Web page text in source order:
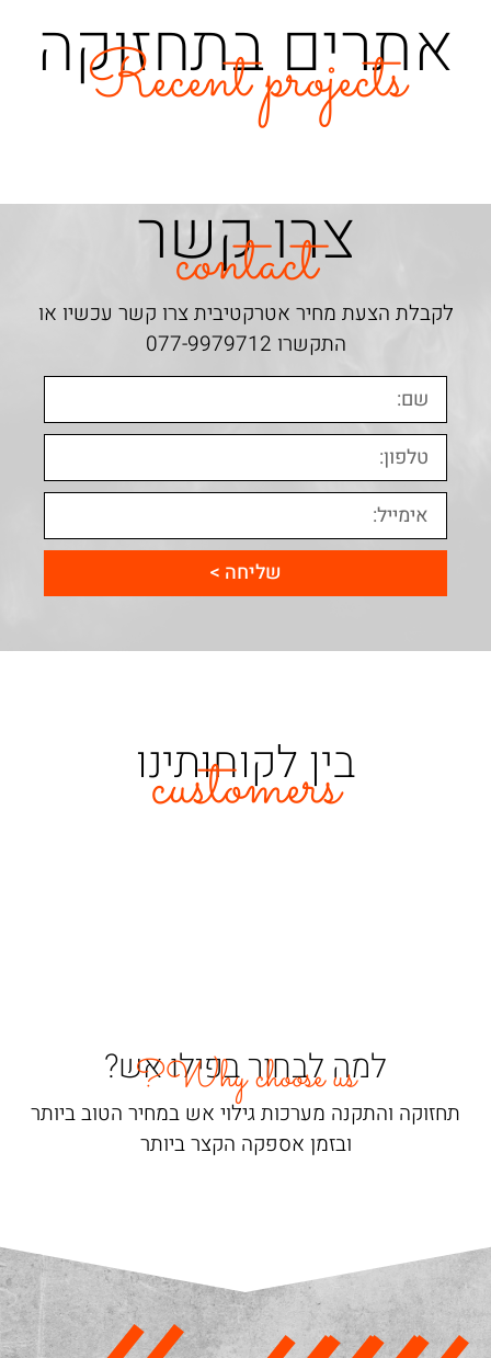
אתרים בתחזוקה
Recent projects
צרו קשר
contact
לקבלת הצעת מחיר אטרקטיבית צרו קשר עכשיו או
התקשרו 077-9979712
שליחה >
בין לקוחותינו
customers
למה לבחור בפילו אש?
Why choose us?
תחזוקה והתקנה מערכות גילוי אש במחיר הטוב ביותר
ובזמן אספקה הקצר ביותר